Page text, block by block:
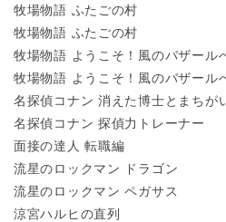
牧場物語 ふたごの村
牧場物語 ふたごの村
牧場物語 ようこそ！風のバザール
牧場物語 ようこそ！風のバザール
名探偵コナン 消えた博士とまちが
名探偵コナン 探偵力トレーナー
面接の達人 転職編
流星のロックマン ドラゴン
流星のロックマン ペガサス
涼宮ハルヒの直列